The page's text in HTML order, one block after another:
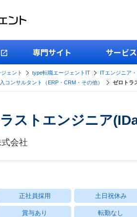
専門サイト サービ
ェント type転職エージェントIT ITエンジニア
コンサルタント（ERP・CRM・その他）
ゼロトラ
ストエンジニア
会社
正社員採用 土日祝休み
賞与あり 転勤なし